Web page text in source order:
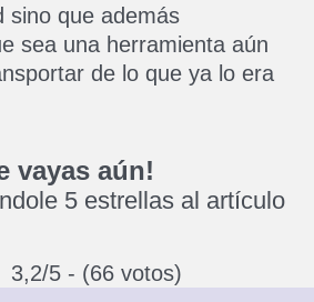
sino que además
sea una herramienta aún
de lo que ya lo era
vayas aún!
5 estrellas al artículo
3,2/5 - (66 votos)